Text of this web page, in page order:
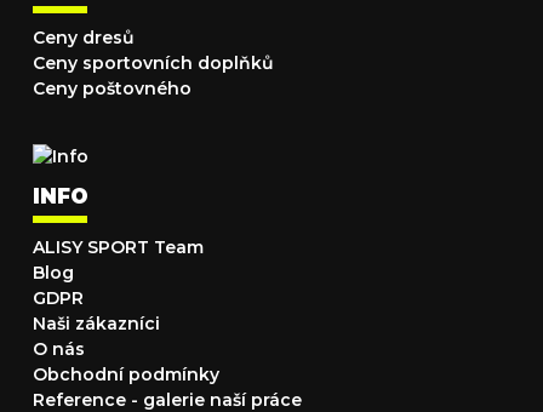
Ceny dresů
Ceny sportovních doplňků
Ceny poštovného
INFO
ALISY SPORT Team
Blog
GDPR
Naši zákazníci
O nás
Obchodní podmínky
Reference - galerie naší práce